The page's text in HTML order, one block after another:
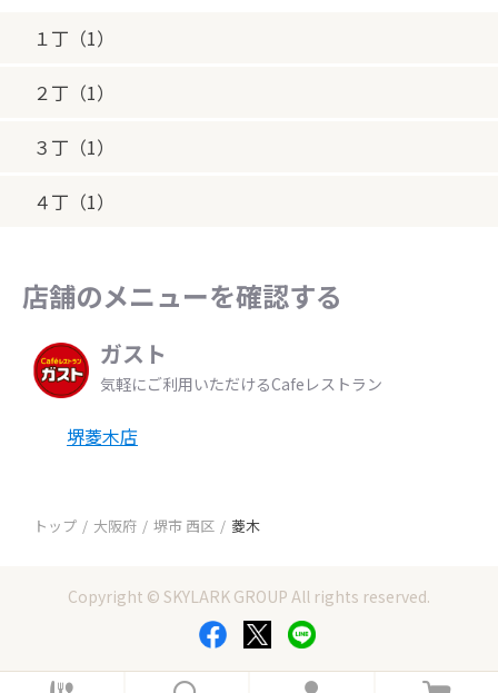
１丁（1）
２丁（1）
３丁（1）
４丁（1）
店舗のメニューを確認する
ガスト
気軽にご利用いただけるCafeレストラン
堺菱木店
トップ 大阪府 堺市 西区 菱木
Copyright © SKYLARK GROUP All rights reserved.